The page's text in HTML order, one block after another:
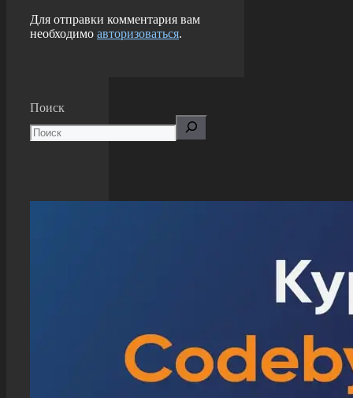
Для отправки комментария вам
необходимо авторизоваться.
Поиск